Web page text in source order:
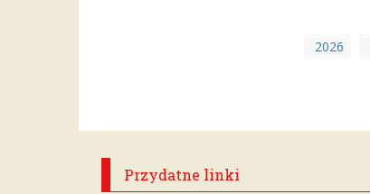
2026
Przydatne linki